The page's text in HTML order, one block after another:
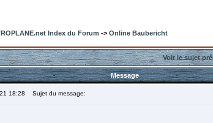
Index du Forum -> Online Baubericht
Voir le sujet
Message
18:28 Sujet du message: